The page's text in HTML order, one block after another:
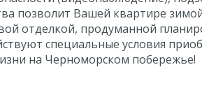
позволит Вашей квартире
отделкой, продуманной
специальные условия
на Черноморском побережье!